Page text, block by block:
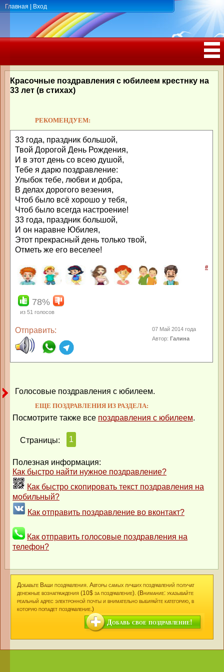
Главная Вход
РОЖДЕНИЯ, ЮБИЛЕЕМ
Красочные поздравления с юбилеем крестнку на
33 лет (в стихах)
РЕКОМЕНДУЕМ:
33 года, праздник большой,
Твой Дорогой День Рождения,
И в этот день со всею душой,
Тебе я дарю поздравление:
Улыбок тебе, любви и добра,
В делах дорогого везения,
Чтоб было всё хорошо у тебя,
Чтоб было всегда настроение!
33 года, праздник большой,
И он наравне Юбилея,
Этот прекрасный день только твой,
Отметь же его веселее!
#
78%
из 51 голосов
Отправить:
07 Май 2014 года
Автор:Галина
Голосовые поздравления с юбилеем.
ЕЩЕ ПОЗДРАВЛЕНИЯ ИЗ РАЗДЕЛА:
Посмотрите также все поздравления с юбилеем.
Страницы: 1
Полезная информация:
Как быстро найти нужное поздравление?
Как быстро скопировать текст поздравления на
мобильный?
Как отправить поздравление во вконтакт?
Как отправить голосовые поздравления на
телефон?
Добавьте Ваши поздравления. Авторы самых лучших поздравлений получат
денежные вознаграждения (10$ за поздравление). (Внимание: указывайте
реальный адрес электронной почты и внимательно выбирайте категорию, в
которую попадет поздравление.)
Добавь свое поздравление!